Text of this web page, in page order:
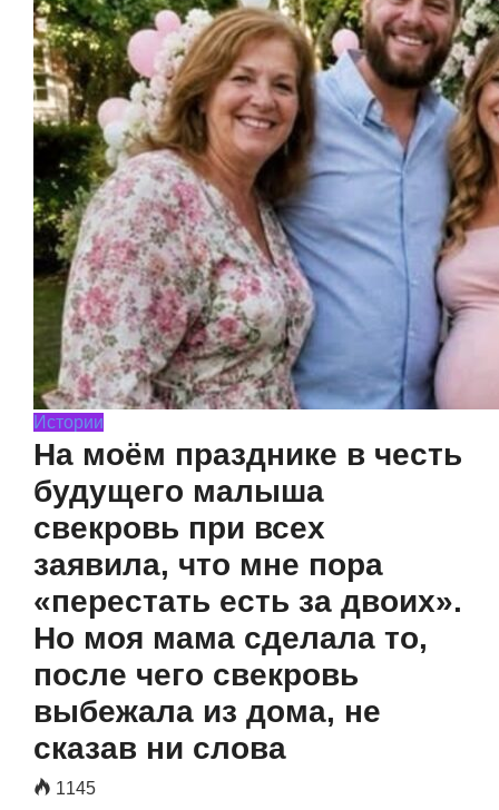
Истории
На моём празднике в честь
будущего малыша
свекровь при всех
заявила, что мне пора
«перестать есть за двоих».
Но моя мама сделала то,
после чего свекровь
выбежала из дома, не
сказав ни слова
1145